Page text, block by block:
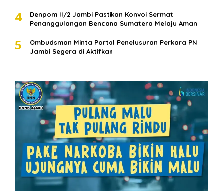
4
Denpom II/2 Jambi Pastikan Konvoi Sermat
Penanggulangan Bencana Sumatera Melaju Aman
5
Ombudsman Minta Portal Penelusuran Perkara PN
Jambi Segera di Aktifkan